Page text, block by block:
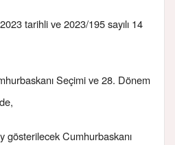
tarihli ve 2023/195 sayılı 14
Seçimi ve 28. Dönem
gösterilecek Cumhurbaskanı